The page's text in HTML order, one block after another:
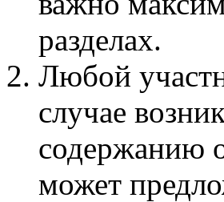
разделах.
Любой
случае
содержанию
может